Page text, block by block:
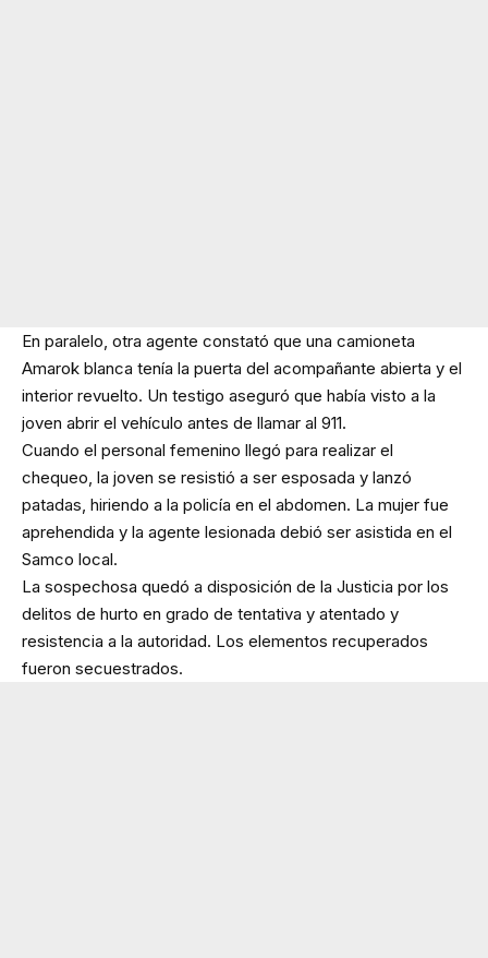
En paralelo, otra agente constató que una camioneta
Amarok blanca tenía la puerta del acompañante abierta y el
interior revuelto. Un testigo aseguró que había visto a la
joven abrir el vehículo antes de llamar al 911.
Cuando el personal femenino llegó para realizar el
chequeo, la joven se resistió a ser esposada y lanzó
patadas, hiriendo a la policía en el abdomen. La mujer fue
aprehendida y la agente lesionada debió ser asistida en el
Samco local.
La sospechosa quedó a disposición de la Justicia por los
delitos de hurto en grado de tentativa y atentado y
resistencia a la autoridad. Los elementos recuperados
fueron secuestrados.